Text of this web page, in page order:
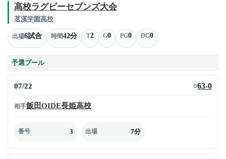
高校ラグビーセブンズ大会
茗溪学園高校
出場6試合 時間42分 T2 G0 PG0 DG0
予選プール
07/22 ○63-0
相手飯田OIDE長姫高校
番号 3 出場 7分